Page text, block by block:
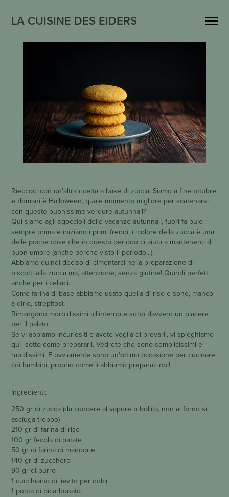
LA CUISINE DES EIDERS
Rieccoci con un'altra ricetta a base di zucca. Siamo a fine ottobre
e domani è Halloween, quale momento migliore per scatenarsi
con queste buonissime verdure autunnali?
Qui siamo agli sgoccioli delle vacanze autunnali, fuori fa buio
sempre prima e iniziano i primi freddi, il colore della zucca è una
delle poche cose che in questo periodo ci aiuta a mantenerci di
buon umore (anche perché visto il periodo...).
Abbiamo quindi deciso di cimentarci nella preparazione di
biscotti alla zucca ma, attenzione, senza glutine! Quindi perfetti
anche per i celiaci.
Come farina di base abbiamo usato quella di riso e sono, manco
a dirlo, strepitosi.
Rimangono morbidissimi all'interno e sono davvero un piacere
per il palato.
Se vi abbiamo incuriositi e avete voglia di provarli, vi spieghiamo
qui sotto come prepararli. Vedrete che sono semplicissimi e
rapidissimi. E ovviamente sono un'ottima occasione per cucinare
coi bambini, proprio come li abbiamo preparati noi!
Ingredienti:
250 gr di zucca (da cuocere al vapore o bollita, non al forno si
asciuga troppo)
210 gr di farina di riso
100 gr fecola di patate
50 gr di farina di mandorle
140 gr di zucchero
90 gr di burro
1 cucchiaino di lievito per dolci
1 punta di bicarbonato